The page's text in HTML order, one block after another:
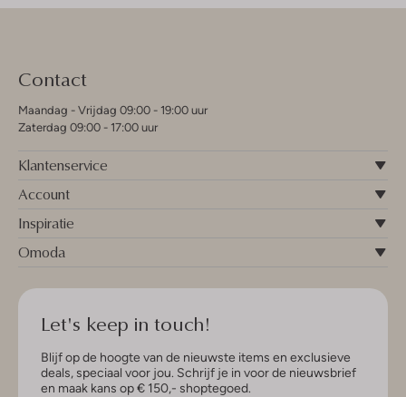
Contact
Maandag - Vrijdag 09:00 - 19:00 uur
Zaterdag 09:00 - 17:00 uur
Klantenservice
Account
Inspiratie
Omoda
Let's keep in touch!
Blijf op de hoogte van de nieuwste items en exclusieve
deals, speciaal voor jou. Schrijf je in voor de nieuwsbrief
en maak kans op € 150,- shoptegoed.